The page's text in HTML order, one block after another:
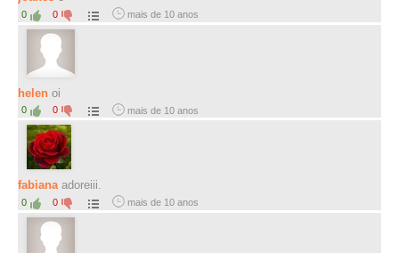
0 0 mais de 10 anos
helen oi
0 0 mais de 10 anos
fabiana adoreiii.
0 0 mais de 10 anos